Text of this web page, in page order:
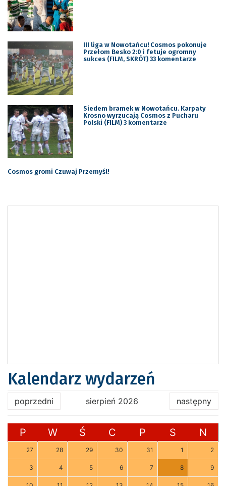
III liga w Nowotańcu! Cosmos pokonuje
Przełom Besko 2:0 i fetuje ogromny
sukces (FILM, SKRÓT) 33 komentarze
Siedem bramek w Nowotańcu. Karpaty
Krosno wyrzucają Cosmos z Pucharu
Polski (FILM) 3 komentarze
Cosmos gromi Czuwaj Przemyśl!
Kalendarz wydarzeń
poprzedni sierpień 2026 następny
P W Ś C P S N
27 28 29 30 31 1 2
3 4 5 6 7 8 9